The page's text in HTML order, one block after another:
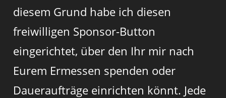
diesem Grund habe ich diesen
freiwilligen Sponsor-Button
eingerichtet, über den Ihr mir nach
Eurem Ermessen spenden oder
Daueraufträge einrichten könnt. Jede